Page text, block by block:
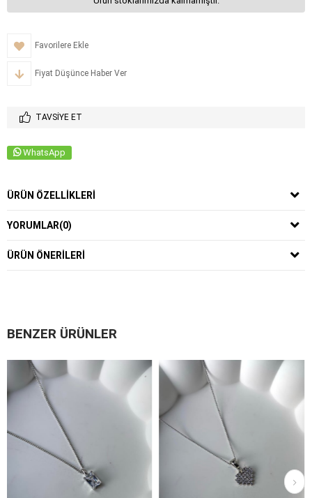
Favorilere Ekle
Fiyat Düşünce Haber Ver
TAVSIYE ET
WhatsApp
ÜRÜN ÖZELLIKLERI
YORUMLAR(0)
ÜRÜN ÖNERILERI
BENZER ÜRÜNLER